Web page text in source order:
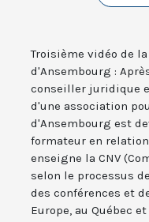
Troisième vidéo de
d'Ansembourg :
conseiller juridique
d'une association
d'Ansembourg est
formateur en
enseigne la CNV
selon le processus
des conférences et
Europe, au Québec